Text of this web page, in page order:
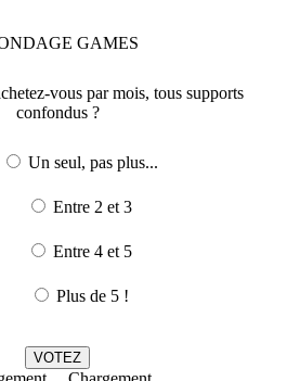
GAMES
vous par mois, tous supports
confondus ?
Un seul, pas plus...
Entre 2 et 3
Entre 4 et 5
Plus de 5 !